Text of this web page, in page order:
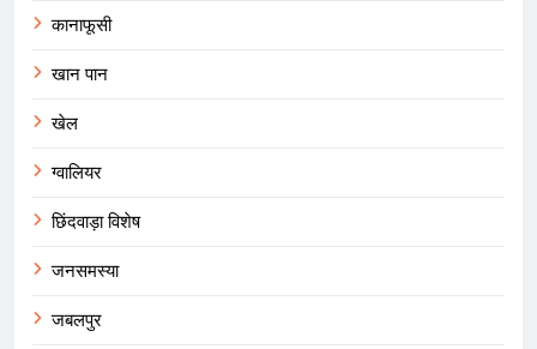
कानाफूसी
खान पान
खेल
ग्वालियर
छिंदवाड़ा विशेष
जनसमस्या
जबलपुर